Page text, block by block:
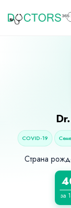
Dr.
COVID-19
Страна
за